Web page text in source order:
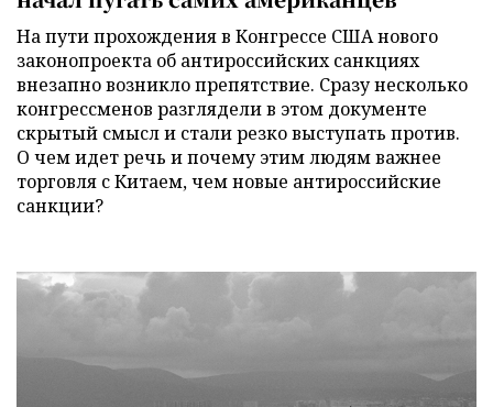
На пути прохождения в Конгрессе США нового
законопроекта об антироссийских санкциях
внезапно возникло препятствие. Сразу несколько
конгрессменов разглядели в этом документе
скрытый смысл и стали резко выступать против.
О чем идет речь и почему этим людям важнее
торговля с Китаем, чем новые антироссийские
санкции?